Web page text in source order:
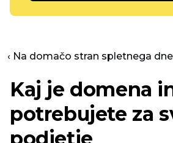
‹ Na domačo stran spletnega
Kaj je domena
potrebujete za